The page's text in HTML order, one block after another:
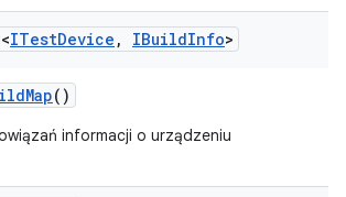
ITestDevice , IBuildInfo>
Map()
informacji o urządzeniu